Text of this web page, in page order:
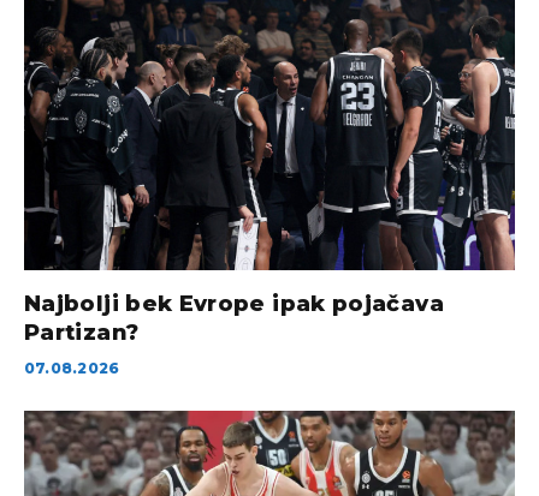
Najbolji bek Evrope ipak pojačava
Partizan?
07.08.2026